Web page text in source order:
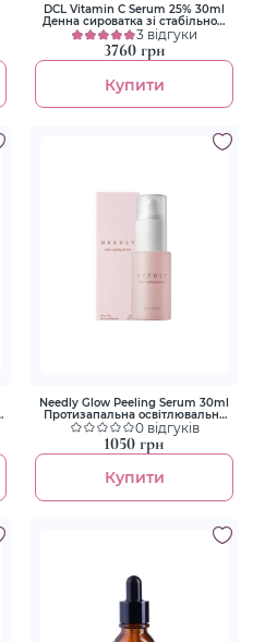
DCL Vitamin C Serum 25% 30ml
Денна сироватка зі стабільною
формою вітаміну С 25%
3 відгуки
3760 грн
Купити
Needly Glow Peeling Serum 30ml
Протизапальна освітлювальна
сироватка з бурштиновою і
транексамовою кислотами
0 відгуків
1050 грн
Купити